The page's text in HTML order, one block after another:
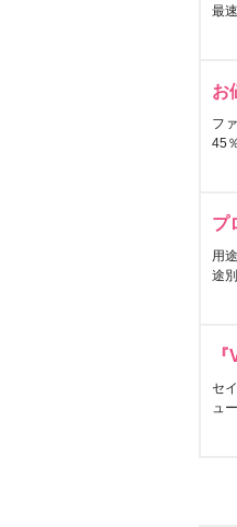
最
お
フ
45
プ
用
途
セ
ュ